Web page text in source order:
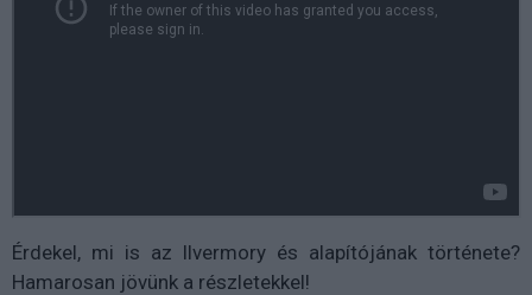
Érdekel, mi is az Ilvermory és alapítójának története?
Hamarosan jövünk a részletekkel!